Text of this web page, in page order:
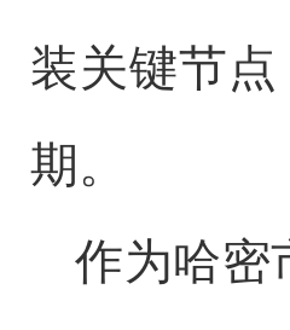
装关键节
期。
作为哈密